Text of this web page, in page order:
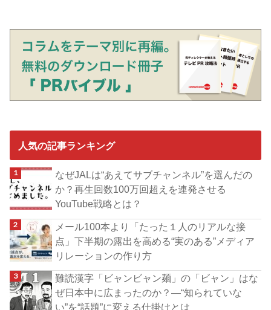
人気の記事ランキング
なぜJALは“あえてサブチャンネル”を選んだの
か？再生回数100万回超えを連発させる
YouTube戦略とは？
メール100本より「たった１人のリアルな接
点」下半期の露出を高める“実のある”メディア
リレーションの作り方
難読漢字「ビャンビャン麺」の「ビャン」はな
ぜ日本中に広まったのか？―“知られていな
い”を“話題”に変える仕掛けとは